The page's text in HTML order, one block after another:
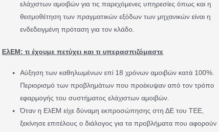
ελάχιστων αμοιβών για τις παρεχόμενες υπηρεσίες όπως και η
θεσμοθέτηση των πραγματικών εξόδων των μηχανικών είναι η
ενδεδειγμένη πρόταση για τον κλάδο.
ΕλΕΜ: τι έχουμε πετύχει και τι υπερασπιζόμαστε
Αύξηση των καθηλωμένων επί 18 χρόνων αμοιβών κατά 100%.
Περιορισμό των προβλημάτων που προέκυψαν από τον τρόπο
εφαρμογής του συστήματος ελάχιστων αμοιβών.
Όταν η ΕλΕΜ είχε δύναμη εκπροσώπησης στη ΔΕ του ΤΕΕ,
ξεκίνησε επιτέλους ο διάλογος για τα προβλήματα που αφορούν